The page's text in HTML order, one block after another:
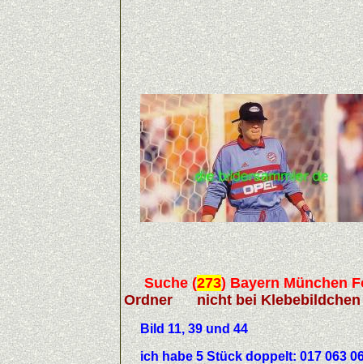
Suche(273) Bayern München
Ordner nicht bei Klebebildchen
Bild 11, 39 und 44
ich habe 5 Stück doppelt: 017 063